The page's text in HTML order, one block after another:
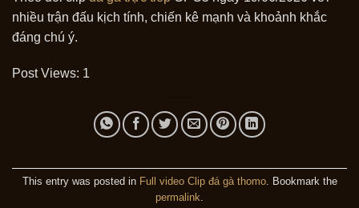
nhiều trận đấu kịch tính, chiến kê mạnh và khoảnh khắc
đáng chú ý.
Post Views: 1
This entry was posted in Full video Clip đá gà thomo. Bookmark the
permalink